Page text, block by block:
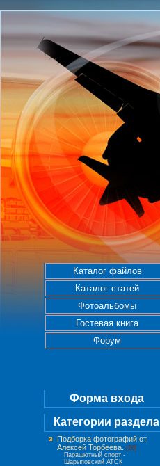
Каталог файлов
Каталог статей
Фотоальбомы
Гостевая книга
Форум
Форма входа
Категории раздела
Подборка фотографий от
Алексей Торбеева.
[26]
Парашютный спорт -
Шарыповский АТСК